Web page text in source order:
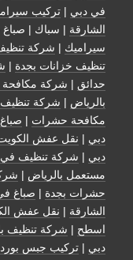
في دبي |تركيب
الشارقة | سباك |
سيراميك | شركة
تنظيف خزانات بجدة |
حدائق | شركة
بالرياض | شركة
مكافحة حشرات |
دبي | نقل عفش
دبي | شركة تنظيف في
مستعمل بالرياض |
حشرات بجدة | صباغ
الشارقة | نقل عفش
اسطح | شركة تنظيف
دبي |تركيب جبس